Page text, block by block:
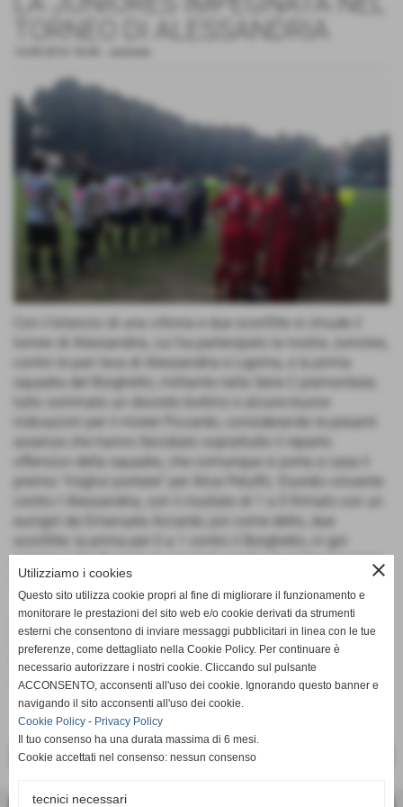
TORNEO DI ALESSANDRIA
Con il bilancio di una vittoria e due sconfitte si chiude il
torneo di Alessandria, cui ha partecipato la nostra Juniores,
contro le pari leva di Alessandria e Ligorna, e la prima
squadra del Borghetto, militante nella Serie C piemontese;
tutto sommato un discreto bottino e alcune buone
indicazioni per il mister Piccardo, considerando le pesanti
assenze che hanno falcidiato soprattutto il reparto
offensivo della squadra, che comunque si porta a casa il
premio "miglior portiere" per Alice Peluffo. Esordio vincente
contro l´Alessandria, con il risultato di 1 a 0 firmato con un
eurogol da Emanuela Accardo; poi come detto, due
sconfitte: la prima per 0 a 1 contro il Borghetto, in gol
capitan Lidia Fossati, la seconda per 0 a 3 contro il Ligorna
con reti di Malerba, Campora e Fontana.
AMICIZIA LAGACCIO: Accardo M., Cerruti, Del Verme, Gaeta,
Mosca, Accardo E., Aloi, Fossa, Lopez, Gandini, Franceschi,
Peluffo, Bonomelli, Mezzavia, Viazzi, Cambiaso, Livrone.
All.: Piccardo G..
<< PRECEDENTE
close
Utilizziamo i cookies
Questo sito utilizza cookie propri al fine di migliorare il funzionamento e
monitorare le prestazioni del sito web e/o cookie derivati da strumenti
esterni che consentono di inviare messaggi pubblicitari in linea con le tue
preferenze, come dettagliato nella Cookie Policy. Per continuare è
necessario autorizzare i nostri cookie. Cliccando sul pulsante
ACCONSENTO, acconsenti all'uso dei cookie. Ignorando questo banner e
navigando il sito acconsenti all'uso dei cookie.
Cookie Policy - Privacy Policy
Il tuo consenso ha una durata massima di 6 mesi.
Cookie accettati nel consenso: nessun consenso
tecnici necessari